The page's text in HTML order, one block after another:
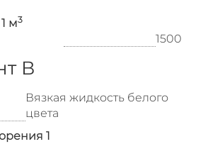
м3
1500
В
Вязкая жидкость белого
цвета
1